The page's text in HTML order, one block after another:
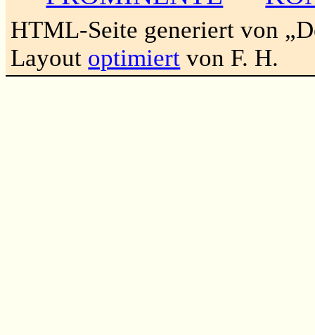
HTML-Seite generiert von
Layout optimiert von F. H.